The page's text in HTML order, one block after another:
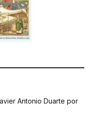
Antonio Duarte por